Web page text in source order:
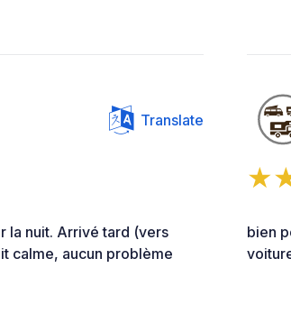
Translate
la nuit. Arrivé tard (vers
calme, aucun problème
bien